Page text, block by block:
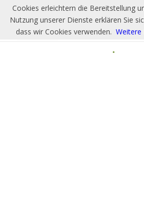
Cookies erleichtern die Bereitstellung
Nutzung unserer Dienste erklären Sie
dass wir Cookies verwenden.